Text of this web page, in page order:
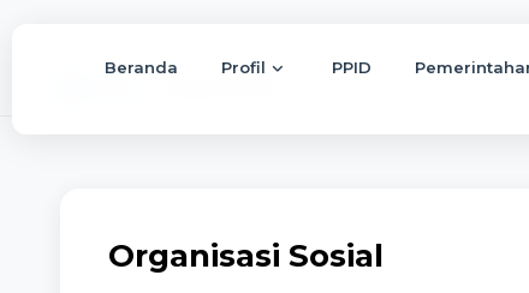
Beranda Profil PPID
Organisasi Sosial